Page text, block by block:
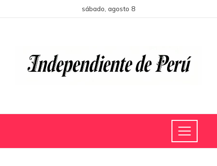
sábado, agosto 8